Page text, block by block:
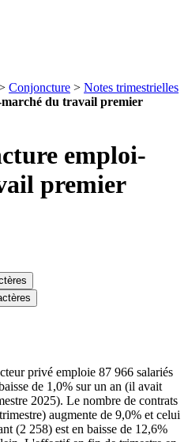
Conjoncture > Notes trimestrielles
du travail premier
emploi-
premier
privé emploie 87 966 salariés
de 1,0% sur un an (il avait
2025). Le nombre de contrats
augmente de 9,0% et celui
(2 258) est en baisse de 12,6%